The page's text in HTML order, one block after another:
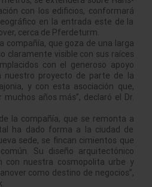
con los edificios, conformará
en la entrada este de la
cerca de Pferdeturm.
compañía, que goza de una larga
claramente visible con sus raíces
con el generoso apoyo
nuestro proyecto de parte de la
y con esta asociación que,
años más”, declaró el Dr.
la compañía, que se remonta a
ha dado forma a la ciudad de
sede, se fincan cimientos que
Su diseño arquitectónico
con nuestra cosmopolita urbe y
como destino de negocios”,